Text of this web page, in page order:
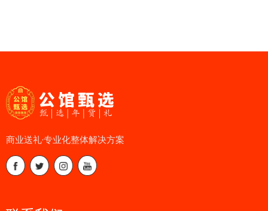
商业送礼·专业化整体解决方案